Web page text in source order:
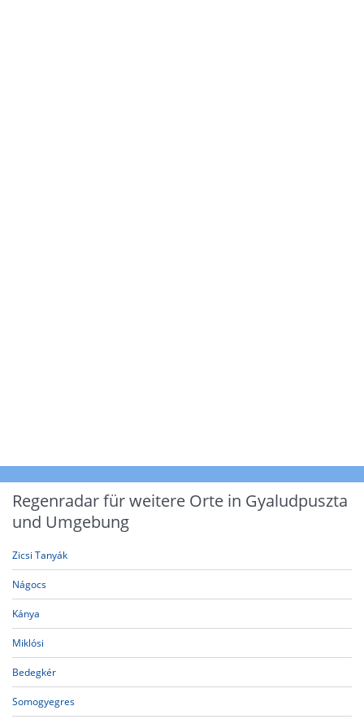
Regenradar für weitere Orte in Gyaludpuszta
und Umgebung
Zicsi Tanyák
Nágocs
Kánya
Miklósi
Bedegkér
Somogyegres